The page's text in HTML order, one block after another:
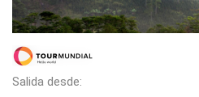
Salida desde: